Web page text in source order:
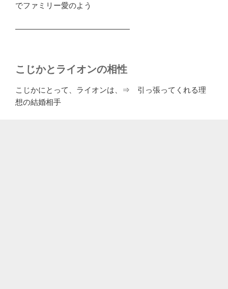
でファミリー愛のよう
―――――――――――――――
こじかとライオンの相性
こじかにとって、ライオンは、⇒ 引っ張ってくれる理
想の結婚相手